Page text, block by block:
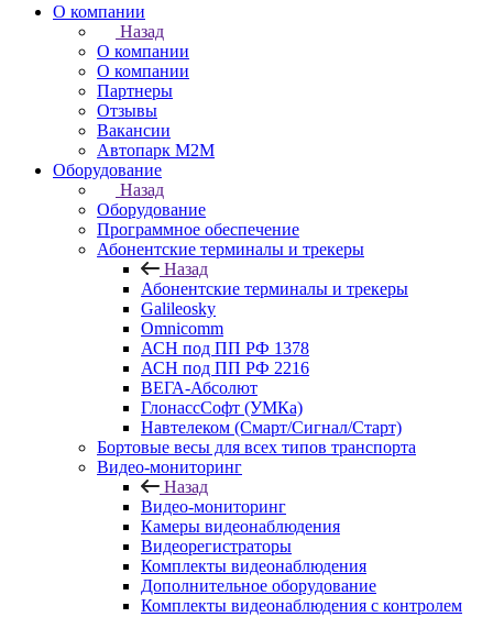
О компании
Назад
О компании
О компании
Партнеры
Отзывы
Вакансии
Автопарк М2М
Оборудование
Назад
Оборудование
Программное обеспечение
Абонентские терминалы и трекеры
Назад
Абонентские терминалы и трекеры
Galileosky
Omnicomm
АСН под ПП РФ 1378
АСН под ПП РФ 2216
ВЕГА-Абсолют
ГлонассСофт (УМКа)
Навтелеком (Смарт/Сигнал/Старт)
Бортовые весы для всех типов транспорта
Видео-мониторинг
Назад
Видео-мониторинг
Камеры видеонаблюдения
Видеорегистраторы
Комплекты видеонаблюдения
Дополнительное оборудование
Комплекты видеонаблюдения с контролем